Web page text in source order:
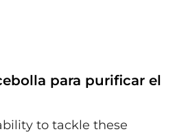
para purificar el
to tackle these